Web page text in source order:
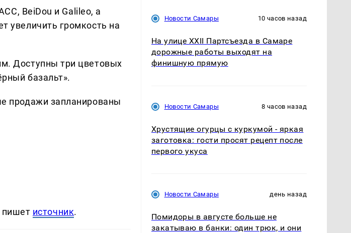
BeiDou и Galileo, а
увеличить громкость на
Доступны три цветовых
базальт».
продажи запланированы
пишет источник.
Новости Самары 10 часов назад
На улице XXII Партсъезда в Самаре
дорожные работы выходят на
финишную прямую
Новости Самары 8 часов назад
Хрустящие огурцы с куркумой - яркая
заготовка: гости просят рецепт после
первого укуса
Новости Самары день назад
Помидоры в августе больше не
закатываю в банки: один трюк, и они